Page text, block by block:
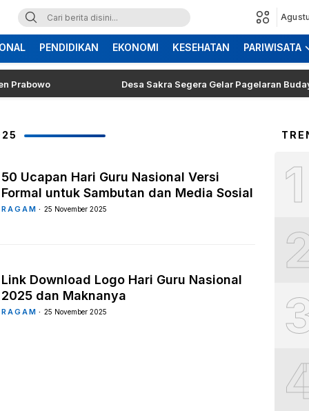
PENDIDIKAN EKONOMI KESEHATAN PARIWISATA
Desa Sakra Segera Gelar Pagelaran Budaya
50 Ucapan Hari Guru Nasional Versi
Formal untuk Sambutan dan Media Sosial
RAGAM 25 November 2025
Link Download Logo Hari Guru Nasional
2025 dan Maknanya
RAGAM 25 November 2025
1